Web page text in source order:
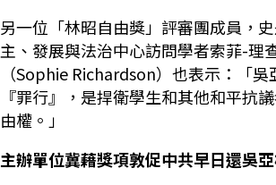
另一位「林昭自由獎」評審團成員，
主、發展與法治中心訪問學者索菲-理
（Sophie Richardson）也表示：「吳
『罪行』，是捍衛學生和其他和平抗
由權。」
主辦單位冀藉獎項敦促中共早日還吳